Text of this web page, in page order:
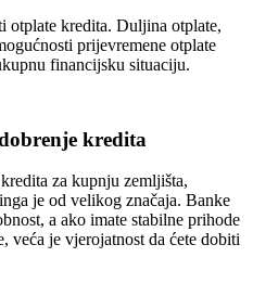
otplate kredita. Duljina otplate,
prijevremene otplate
financijsku situaciju.
kredita
za kupnju zemljišta,
je od velikog značaja. Banke
a ako imate stabilne prihode
veća je vjerojatnost da ćete dobiti